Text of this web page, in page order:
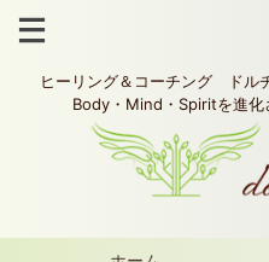
ヒーリング＆コーチング ド
Body・Mind・Spiritを進化